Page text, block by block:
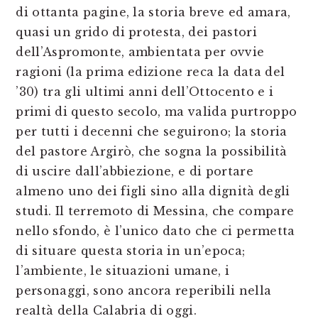
di ottanta pagine, la storia breve ed amara,
quasi un grido di protesta, dei pastori
dell’Aspromonte, ambientata per ovvie
ragioni (la prima edizione reca la data del
’30) tra gli ultimi anni dell’Ottocento e i
primi di questo secolo, ma valida purtroppo
per tutti i decenni che seguirono; la storia
del pastore Argirò, che sogna la possibilità
di uscire dall’abbiezione, e di portare
almeno uno dei figli sino alla dignità degli
studi. Il terremoto di Messina, che compare
nello sfondo, è l’unico dato che ci permetta
di situare questa storia in un’epoca;
l’ambiente, le situazioni umane, i
personaggi, sono ancora reperibili nella
realtà della Calabria di oggi.